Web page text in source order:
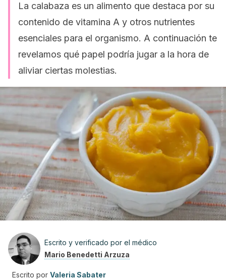
La calabaza es un alimento que destaca por su
contenido de vitamina A y otros nutrientes
esenciales para el organismo. A continuación te
revelamos qué papel podría jugar a la hora de
aliviar ciertas molestias.
Escrito y verificado por el médico
Mario Benedetti Arzuza
Escrito por Valeria Sabater